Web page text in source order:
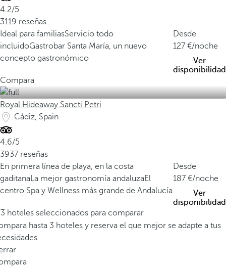
4.2/5
3119 reseñas
Ideal para familiasServicio todo
incluidoGastrobar Santa María, un nuevo
concepto gastronómico
Desde
127
/noche
Ver
disponibilidad
Compara
Royal Hideaway Sancti Petri
Cádiz, Spain
4.6/5
3937 reseñas
En primera línea de playa, en la costa
gaditanaLa mejor gastronomía andaluzaEl
centro Spa y Wellness más grande de Andalucía
Desde
187
/noche
Ver
disponibilidad
hoteles seleccionados para comparar
hasta 3 hoteles y reserva el que mejor se adapte a tus